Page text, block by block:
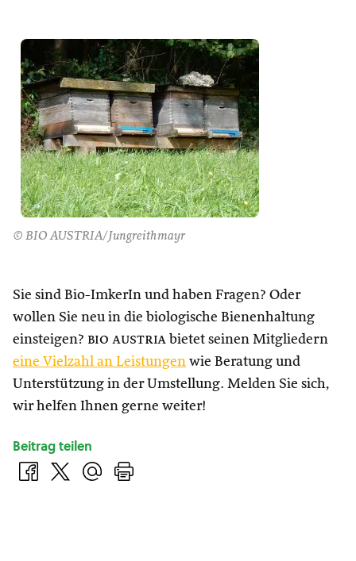
© BIO AUSTRIA/Jungreithmayr
Sie sind Bio-ImkerIn und haben Fragen? Oder
wollen Sie neu in die biologische Bienenhaltung
einsteigen? bio austria bietet seinen Mitgliedern
eine Vielzahl an Leistungen wie Beratung und
Unterstützung in der Umstellung. Melden Sie sich,
wir helfen Ihnen gerne weiter!
Beitrag teilen